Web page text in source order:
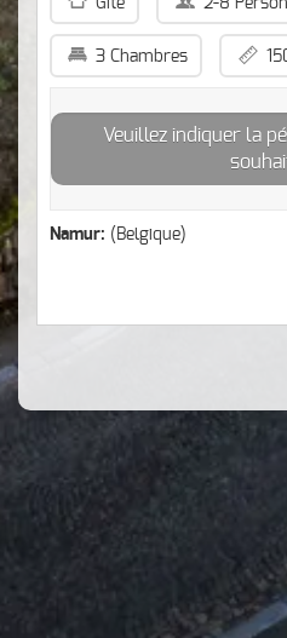
Gîte 2-8
3 Chambres
Veuillez indiquer la
Namur: (Belgique)